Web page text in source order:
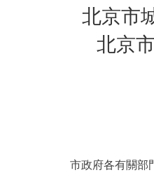
北京市
北京
市政府各有關部